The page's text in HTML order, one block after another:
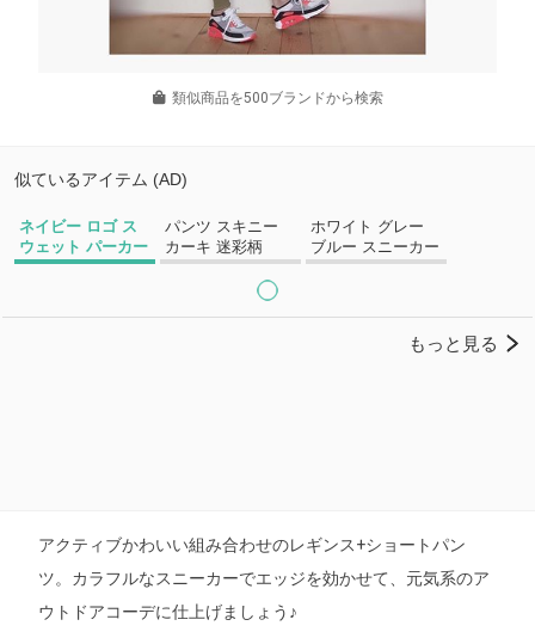
類似商品を500ブランドから検索
アクティブかわいい組み合わせのレギンス+ショートパン
ツ。カラフルなスニーカーでエッジを効かせて、元気系のア
ウトドアコーデに仕上げましょう♪